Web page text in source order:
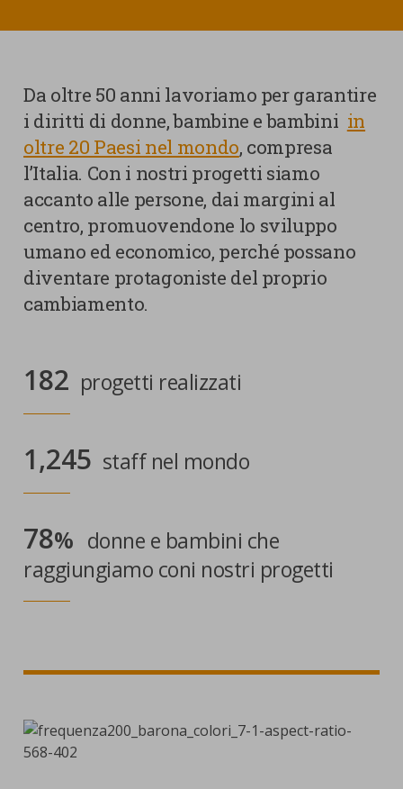
PARTECIPA
Contatti
Ufficio Stampa
Centro studi
Aziende e Fondazioni
Trasparenza
Lavora con noi
Cookie di Analisi
Cookie di marketing
Cookie di terze parti
WeWorld Onlus
Da oltre 50 anni lavoriamo per garantire
i diritti di donne, bambine e bambini in
oltre 20 Paesi nel mondo, compresa
l’Italia. Con i nostri progetti siamo
accanto alle persone, dai margini al
centro, promuovendone lo sviluppo
umano ed economico, perché possano
diventare protagoniste del proprio
cambiamento.
182 progetti realizzati
1,245 staff nel mondo
78% donne e bambini che
raggiungiamo coni nostri progetti